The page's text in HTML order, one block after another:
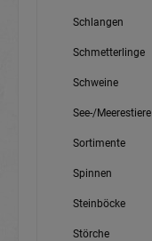
Schlangen
Schmetterlinge
Schweine
See-/Meerestiere
Sortimente
Spinnen
Steinböcke
Störche